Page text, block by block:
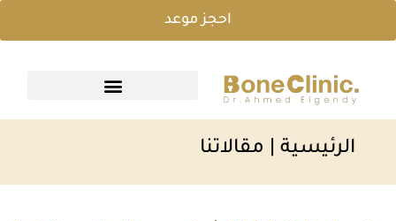
احجز موعد
الرئيسية | مقالاتنا